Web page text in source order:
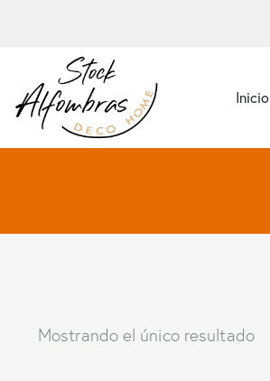
Inicio
Mostrando el único resultado